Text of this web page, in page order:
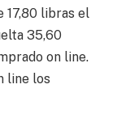
17,80 libras el
35,60
on line.
line los